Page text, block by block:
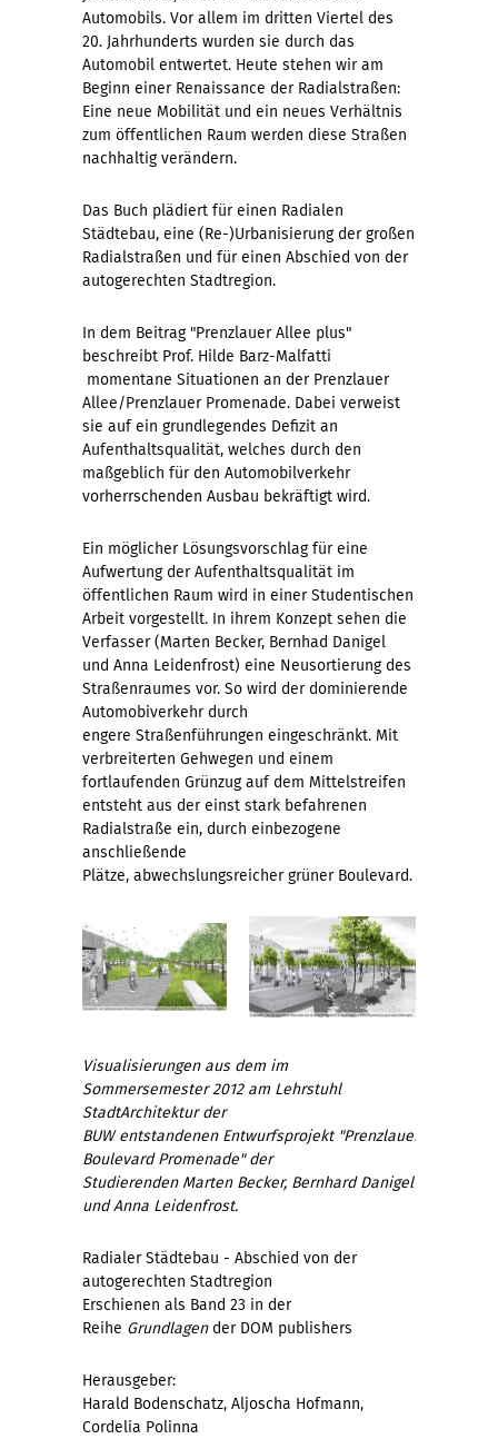
Automobils. Vor allem im dritten Viertel des
20. Jahrhunderts wurden sie durch das
Automobil entwertet. Heute stehen wir am
Beginn einer Renaissance der Radialstraßen:
Eine neue Mobilität und ein neues Verhältnis
zum öffentlichen Raum werden diese Straßen
nachhaltig verändern.
Das Buch plädiert für einen Radialen
Städtebau, eine (Re-)Urbanisierung der großen
Radialstraßen und für einen Abschied von der
autogerechten Stadtregion.
In dem Beitrag "Prenzlauer Allee plus"
beschreibt Prof. Hilde Barz-Malfatti
momentane Situationen an der Prenzlauer
Allee/Prenzlauer Promenade. Dabei verweist
sie auf ein grundlegendes Defizit an
Aufenthaltsqualität, welches durch den
maßgeblich für den Automobilverkehr
vorherrschenden Ausbau bekräftigt wird.
Ein möglicher Lösungsvorschlag für eine
Aufwertung der Aufenthaltsqualität im
öffentlichen Raum wird in einer Studentischen
Arbeit vorgestellt. In ihrem Konzept sehen die
Verfasser (Marten Becker, Bernhad Danigel
und Anna Leidenfrost) eine Neusortierung des
Straßenraumes vor. So wird der dominierende
Automobiverkehr durch
engere Straßenführungen eingeschränkt. Mit
verbreiterten Gehwegen und einem
fortlaufenden Grünzug auf dem Mittelstreifen
entsteht aus der einst stark befahrenen
Radialstraße ein, durch einbezogene
anschließende
Plätze, abwechslungsreicher grüner Boulevard.
Visualisierungen aus dem im
Sommersemester 2012 am Lehrstuhl
StadtArchitektur der
BUW entstandenen Entwurfsprojekt "Prenzlauer
Boulevard Promenade" der
Studierenden Marten Becker, Bernhard Danigel
und Anna Leidenfrost.
Radialer Städtebau - Abschied von der
autogerechten Stadtregion
Erschienen als Band 23 in der
Reihe Grundlagender DOM publishers
Herausgeber:
Harald Bodenschatz, Aljoscha Hofmann,
Cordelia Polinna